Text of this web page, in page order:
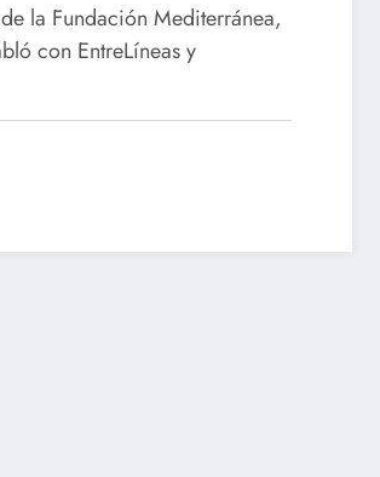
la Fundación Mediterránea,
con EntreLíneas y